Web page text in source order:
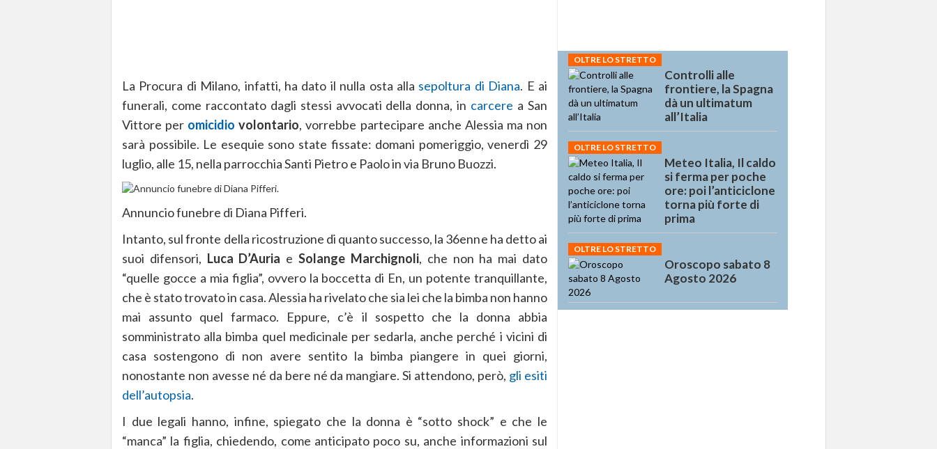
La Procura di Milano, infatti, ha dato il nulla osta alla sepoltura di Diana. E ai
funerali, come raccontato dagli stessi avvocati della donna, in carcere a San
Vittore per omicidio volontario, vorrebbe partecipare anche Alessia ma non
sarà possibile. Le esequie sono state fissate: domani pomeriggio, venerdì 29
luglio, alle 15, nella parrocchia Santi Pietro e Paolo in via Bruno Buozzi.
Annuncio funebre di Diana Pifferi.
Intanto, sul fronte della ricostruzione di quanto successo, la 36enne ha detto ai
suoi difensori, Luca D’Auria eSolange Marchignoli, che non ha mai dato
“quelle gocce a mia figlia”, ovvero la boccetta di En, un potente tranquillante,
che è stato trovato in casa. Alessia ha rivelato che sia lei che la bimba non hanno
mai assunto quel farmaco. Eppure, c’è il sospetto che la donna abbia
somministrato alla bimba quel medicinale per sedarla, anche perché i vicini di
casa sostengono di non avere sentito la bimba piangere in quei giorni,
nonostante non avesse né da bere né da mangiare. Si attendono, però, gli esiti
dell’autopsia.
I due legali hanno, infine, spiegato che la donna è “sotto shock” e che le
“manca” la figlia, chiedendo, come anticipato poco su, anche informazioni sul
OLTRE LO STRETTO
Controlli alle
frontiere, la Spagna
dà un ultimatum
all’Italia
OLTRE LO STRETTO
Meteo Italia, Il caldo
si ferma per poche
ore: poi l’anticiclone
torna più forte di
prima
OLTRE LO STRETTO
Oroscopo sabato 8
Agosto 2026